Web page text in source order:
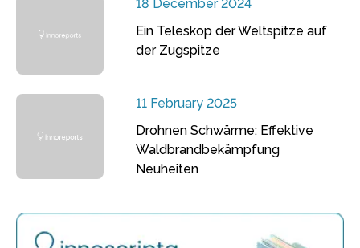
18 December 2024
Ein Teleskop der Weltspitze auf
der Zugspitze
11 February 2025
Drohnen Schwärme: Effektive
Waldbrandbekämpfung
Neuheiten